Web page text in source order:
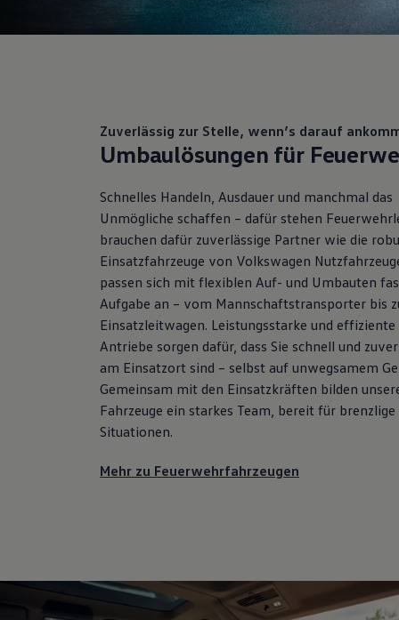
Zuverlässig zur Stelle, wenn’s darauf
Umbaulösungen für
Schnelles Handeln, Ausdauer und manchmal das
Unmögliche schaffen – dafür stehen
brauchen dafür zuverlässige Partner wie die
Einsatzfahrzeuge von Volkswagen
passen sich mit flexiblen Auf- und Umbauten
Aufgabe an – vom Mannschaftstransporter bis
Einsatzleitwagen. Leistungsstarke und effiziente
Antriebe sorgen dafür, dass Sie schnell und
am Einsatzort sind – selbst auf unwegsamem
Gemeinsam mit den Einsatzkräften bilden
Fahrzeuge ein starkes Team, bereit für brenzlige
Situationen.
Mehr zu Feuerwehrfahrzeugen